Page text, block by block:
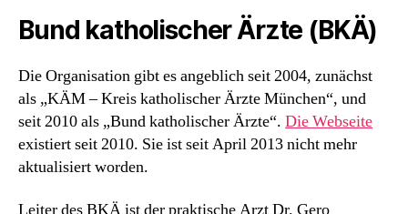
Bund katholischer Ärzte (BKÄ)
Die Organisation gibt es angeblich seit 2004, zunächst
als „KÄM – Kreis katholischer Ärzte München“, und
seit 2010 als „Bund katholischer Ärzte“. Die Webseite
existiert seit 2010. Sie ist seit April 2013 nicht mehr
aktualisiert worden.